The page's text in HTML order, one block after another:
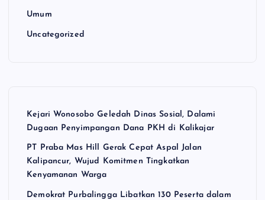
Umum
Uncategorized
Kejari Wonosobo Geledah Dinas Sosial, Dalami
Dugaan Penyimpangan Dana PKH di Kalikajar
PT Praba Mas Hill Gerak Cepat Aspal Jalan
Kalipancur, Wujud Komitmen Tingkatkan
Kenyamanan Warga
Demokrat Purbalingga Libatkan 130 Peserta dalam